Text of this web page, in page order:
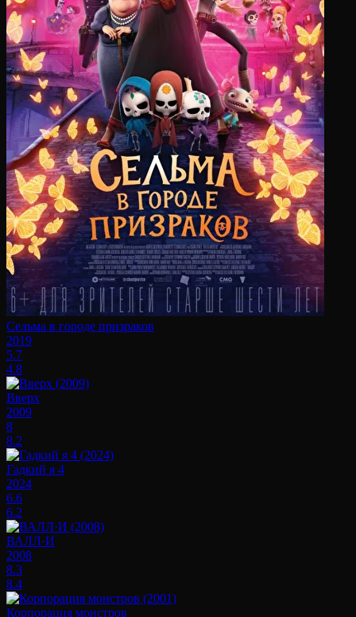
Сельма в городе призраков
2019
5.7
4.8
Вверх
2009
8
8.2
Гадкий я 4
2024
6.6
6.2
ВАЛЛ·И
2008
8.3
8.4
Корпорация монстров